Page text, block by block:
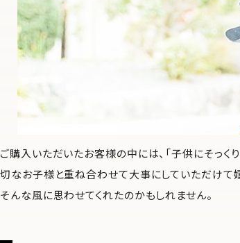
ご購入いただいたお客様の中には、「子供にそっく
切なお子様と重ね合わせて大事にしていただけて
そんな風に思わせてくれたのかもしれません。